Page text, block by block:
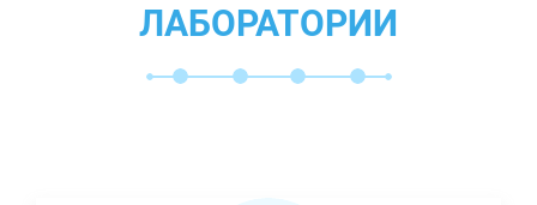
ЛАБОРАТОРИИ